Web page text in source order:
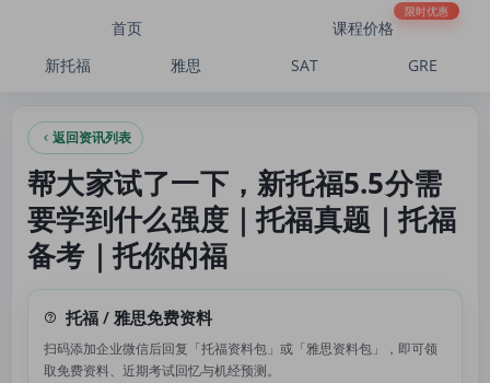
帮大家试了一下，新托福5.5分需要学到什么强度｜托福真题｜托福备考｜托你的福
首页 课程价格
限时优惠
新托福 雅思 SAT GRE
返回资讯列表
帮大家试了一下，新托福5.5分需
要学到什么强度｜托福真题｜托福
备考｜托你的福
托福 / 雅思免费资料
扫码添加企业微信后回复「托福资料包」或「雅思资料包」，即可领
取免费资料、近期考试回忆与机经预测。